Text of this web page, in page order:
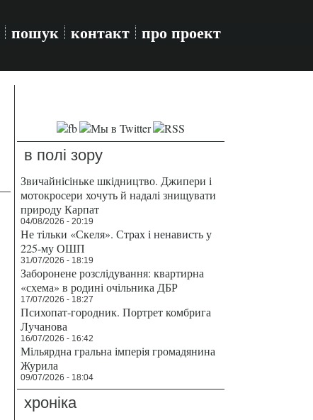
пошук контакт про проект
в полі зору
Звичайнісіньке шкідництво. Джипери і
мотокросери хочуть й надалі знищувати
природу Карпат
04/08/2026 - 20:19
Не тільки «Скеля». Страх і ненависть у
225-му ОШП
31/07/2026 - 18:19
Заборонене розслідування: квартирна
«схема» в родині очільника ДБР
17/07/2026 - 18:27
Психопат-городник. Портрет комбрига
Лучанова
16/07/2026 - 16:42
Мільярдна гральна імперія громадянина
Журила
09/07/2026 - 18:04
хроніка